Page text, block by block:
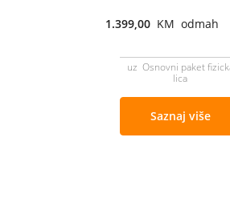
1.399,00 KM odmah
uz Osnovni paket
lica
Saznaj više